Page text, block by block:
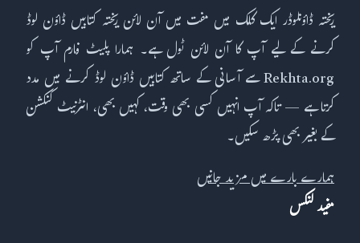
ریختہ ڈاؤنلوڈر ایک کلک میں مفت میں آن لائن ریختہ کتابیں ڈاؤن لوڈ
کرنے کے لیے آپ کا آن لائن ٹول ہے۔ ہمارا پلیٹ فارم آپ کو
Rekhta.org سے آسانی کے ساتھ کتابیں ڈاؤن لوڈ کرنے میں مدد
کرتا ہے — تاکہ آپ انہیں کسی بھی وقت، کہیں بھی، انٹرنیٹ کنکشن
کے بغیر بھی پڑھ سکیں۔
ہمارے بارے میں مزید جانیں
مفید لنکس